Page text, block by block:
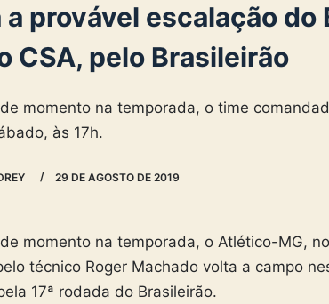
provável escalação do
CSA, pelo Brasileirão
momento na temporada, o time
às 17h.
29 DE AGOSTO DE 2019
momento na temporada, o Atlético-MG,
técnico Roger Machado volta a campo
17ª rodada do Brasileirão.